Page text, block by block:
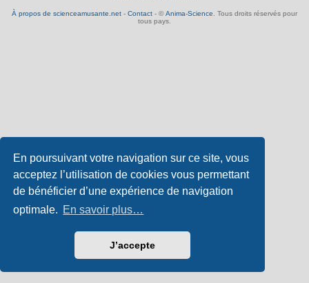
En poursuivant votre navigation sur ce site, vous
acceptez l’utilisation de cookies vous permettant
de bénéficier d’une expérience de navigation
optimale. En savoir plus…
J’accepte
À propos de scienceamusante.net - Contact - © Anima-Science . Tous droits réservés pour
tous pays.